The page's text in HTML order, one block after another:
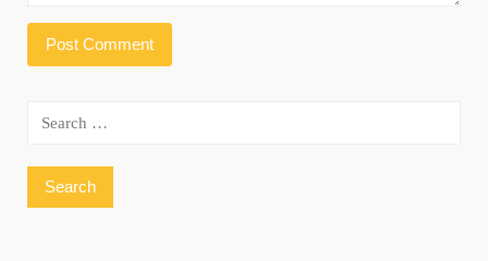
Search